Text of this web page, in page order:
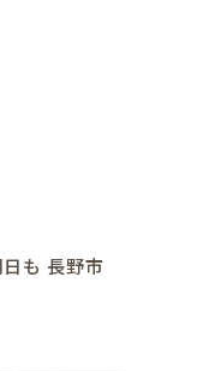
も 長野市